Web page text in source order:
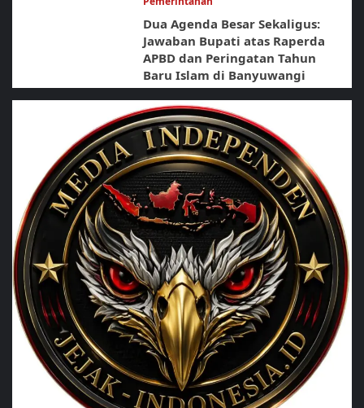
Dua Agenda Besar Sekaligus:
Jawaban Bupati atas Raperda
APBD dan Peringatan Tahun
Baru Islam di Banyuwangi